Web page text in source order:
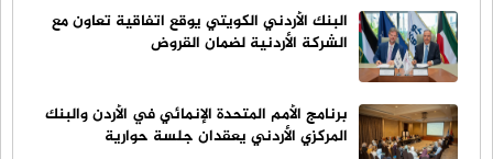
البنك الأردني الكويتي يوقع اتفاقية تعاون مع
الشركة الأردنية لضمان القروض
برنامج الأمم المتحدة الإنمائي في الأردن والبنك
المركزي الأردني يعقدان جلسة حوارية